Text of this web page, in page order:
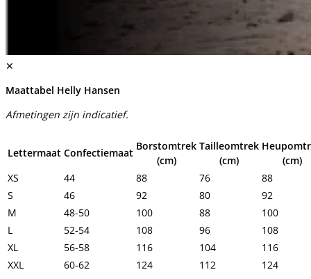
✕
Maattabel Helly Hansen
Afmetingen zijn indicatief.
Lettermaat Confectiemaat
Borstomtrek
(cm)
Tailleomtrek
(cm)
(cm)
XS
44 88 76
88
S
46 92 80
92
M
48-50 100 88
100
L
52-54 108 96
108
XL
56-58 116 104
116
XXL
60-62 124 112
124